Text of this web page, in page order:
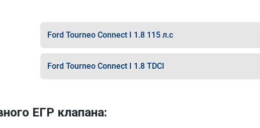
Ford Tourneo Connect I 1.8 115 л.с
Ford Tourneo Connect I 1.8 TDCI
ЕГР клапана: